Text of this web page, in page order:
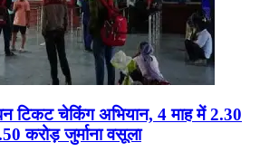
टिकट चेकिंग अभियान, 4 माह में 2.30
करोड़ जुर्माना वसूला